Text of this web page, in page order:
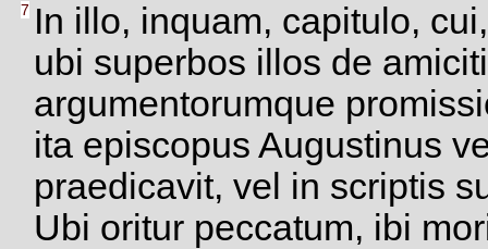
7 In illo, inquam, capitulo,
ubi superbos illos de
argumentorumque
ita episcopus Augustinus
praedicavit, vel in scriptis
Ubi oritur peccatum, ibi